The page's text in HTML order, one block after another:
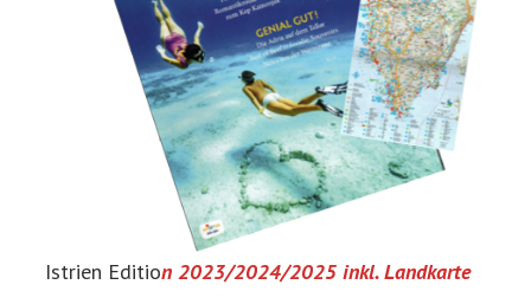
Istrien Edition 2023/2024/2025 inkl. Landkarte